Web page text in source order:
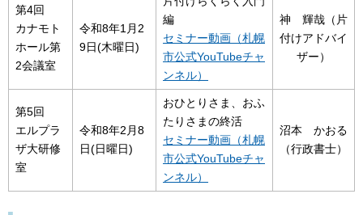
第4回
カナモト
ホール第
2会議室
令和8年1月2
9日(木曜日)
編
セミナー動画（札幌
市公式YouTubeチャ
ンネル）
神 輝哉（片
付けアドバイ
ザー）
第5回
エルプラ
ザ大研修
室
令和8年2月8
日(日曜日)
おひとりさま、おふ
たりさまの終活
セミナー動画（札幌
市公式YouTubeチャ
ンネル）
沼本 かおる
（行政書士）